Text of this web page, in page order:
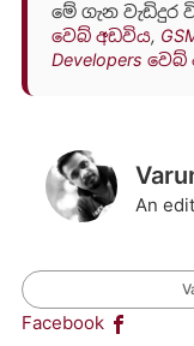
මේ ගැන වැඩිදුර
වෙබ් අඩවිය,
Developers
An
Facebook